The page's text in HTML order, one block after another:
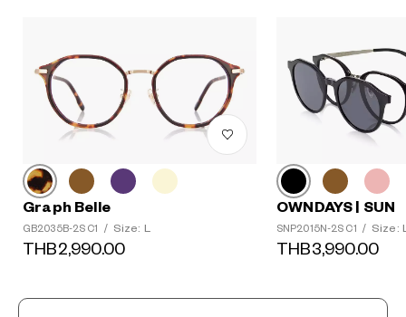
Graph Belle
GB2035B-2S C1 / Size: L
THB2,990.00
OWNDAYS | SUN
SNP2015N-2S C1 / Size:
THB3,990.00